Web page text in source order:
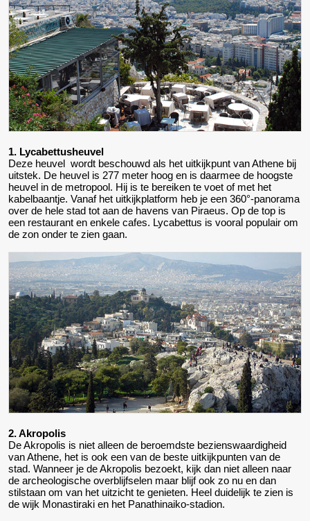
1. Lycabettusheuvel
Deze heuvel wordt beschouwd als het uitkijkpunt van Athene bij
uitstek. De heuvel is 277 meter hoog en is daarmee de hoogste
heuvel in de metropool. Hij is te bereiken te voet of met het
kabelbaantje. Vanaf het uitkijkplatform heb je een 360°-panorama
over de hele stad tot aan de havens van Piraeus. Op de top is
een restaurant en enkele cafes. Lycabettus is vooral populair om
de zon onder te zien gaan.
2. Akropolis
De Akropolis is niet alleen de beroemdste bezienswaardigheid
van Athene, het is ook een van de beste uitkijkpunten van de
stad. Wanneer je de Akropolis bezoekt, kijk dan niet alleen naar
de archeologische overblijfselen maar blijf ook zo nu en dan
stilstaan om van het uitzicht te genieten. Heel duidelijk te zien is
de wijk Monastiraki en het Panathinaiko-stadion.